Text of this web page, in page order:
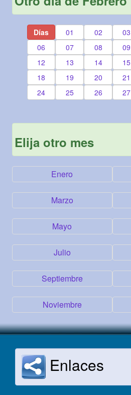
Días 01 02 03
06
07 08 09
12
13 14 15
18
19 20 21
24
25 26 27
Elija otro mes
Enero
Marzo
Mayo
Julio
Septiembre
Noviembre
Enlaces